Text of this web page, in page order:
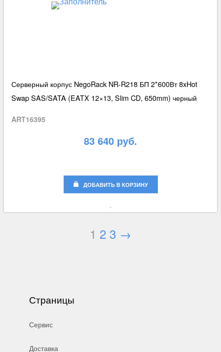
Серверный корпус NegoRack NR-R218 БП 2*600Вт 8xHot
Swap SAS/SATA (EATX 12×13, Slim CD, 650mm) черный
ART16395
83 640 руб.
ДОБАВИТЬ В КОРЗИНУ
1 2 3 →
Страницы
Сервис
Доставка